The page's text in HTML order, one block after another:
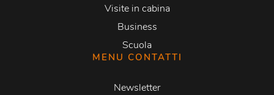
Visite in cabina
Business
Scuola
MENU CONTATTI
Newsletter